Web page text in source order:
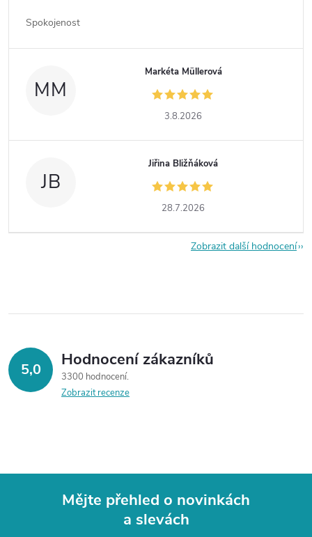
Spokojenost
MM
Markéta Müllerová
3.8.2026
JB
Jiřina Bližňáková
28.7.2026
Zobrazit další hodnocení
5,0 Hodnocení zákazníků
3300 hodnocení
Zobrazit recenze
Mějte přehled o novinkách
a slevách